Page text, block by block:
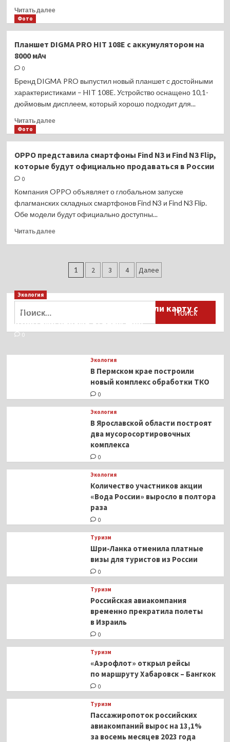
смартфонов
года
Читать далееПрочитать
прекратил
EOS
Фото
Планшет DIGMA PRO HIT 108E с аккумулятором на
8000 мАч
0
Бренд DIGMA PRO выпустил новый планшет с достойными
характеристиками – HIT 108E. Устройство оснащено 10,1-
дюймовым дисплеем, который хорошо подходит для...
Читать далееПрочитать
DIGMA
PRO
108E
аккумулятором
на
Фото
OPPO представила смартфоны Find N3 и Find N3 Flip,
которые будут официально продаваться в России
0
Компания OPPO объявляет о глобальном запуске
флагманских складных смартфонов Find N3 и Find N3 Flip.
Обе модели будут официально доступны...
Читать далееПрочитать
представила
смартфоны
будут
продаваться
Пагинация
1 2 3 4 Далее
Экология
Для автомобилистов разработали карту с
пунктами приёма старых шин
0
Экология
В Пермском крае построили
новый комплекс обработки ТКО
0
Экология
В Ярославской области построят
два мусоросортировочных
комплекса
0
Экология
Количество участников акции
«Вода России» выросло в полтора
раза
0
Туризм
Шри-Ланка отменила платные
визы для туристов из России
0
Туризм
Российская авиакомпания
временно прекратила полеты
в Израиль
0
Туризм
«Аэрофлот» открыл рейсы
по маршруту Хабаровск – Бангкок
0
Туризм
Пассажиропоток российских
авиакомпаний вырос на 13,1%
за восемь месяцев 2023 года